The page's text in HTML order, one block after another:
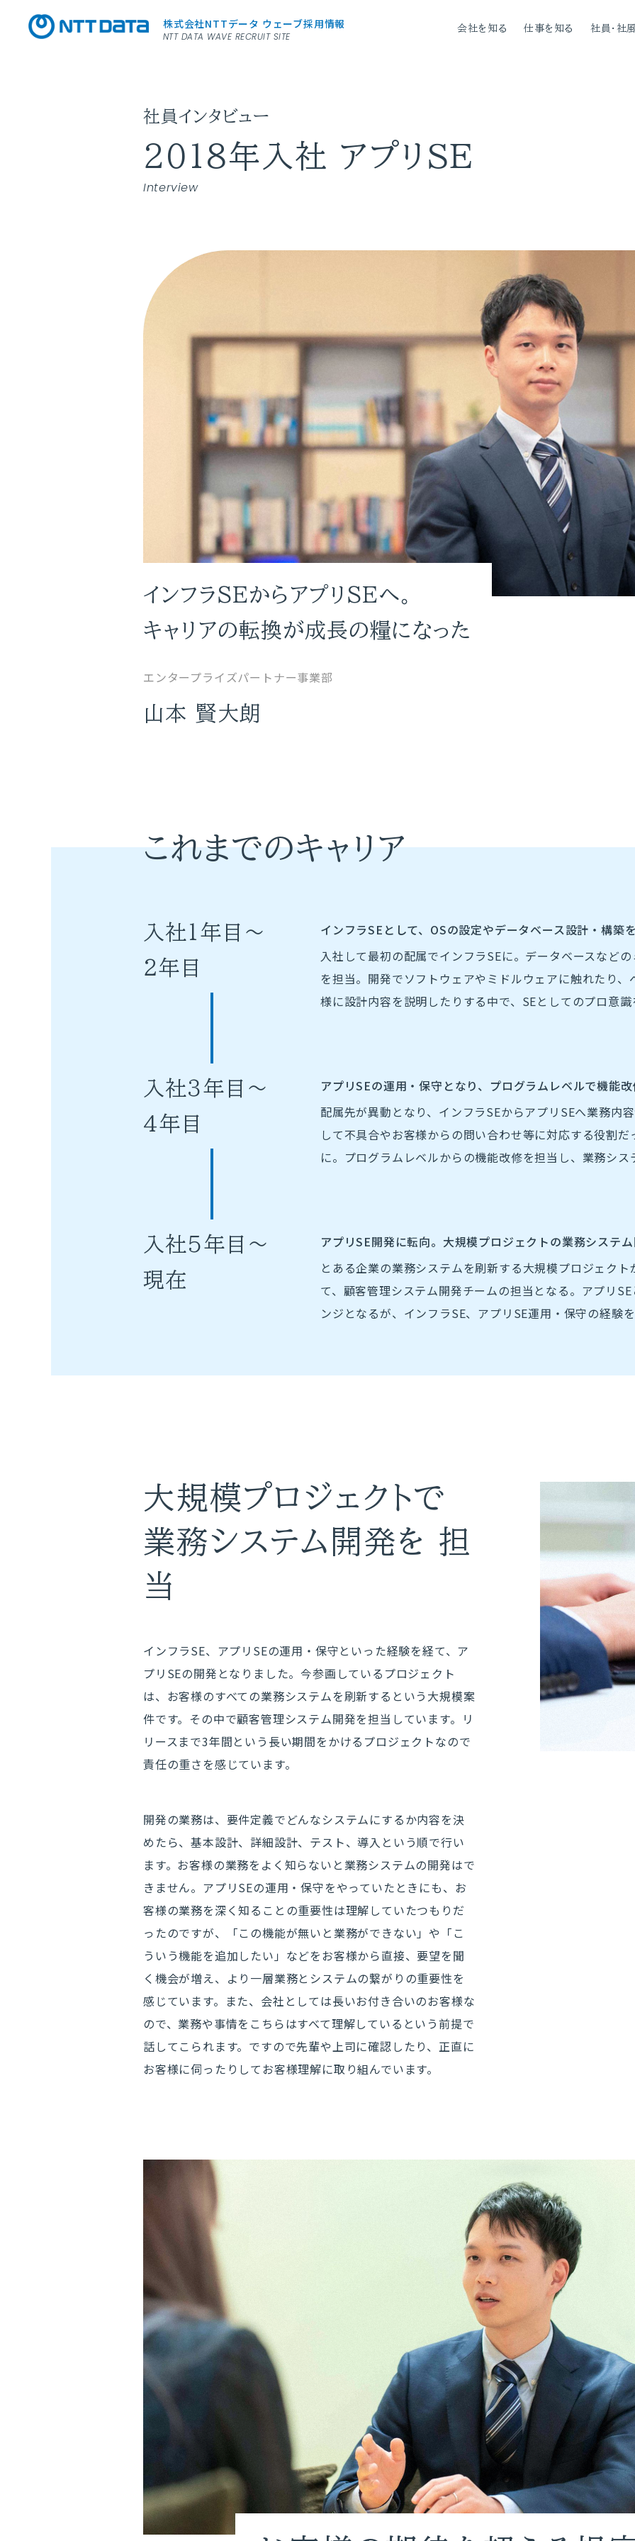
株式会社NTTデータ ウェーブ採用情報
NTT DATA WAVE RECRUIT SITE
会社を知る 仕事を知る 社員・社
社員インタビュー
2018年入社 アプリSE
Interview
インフラSEからアプリSEへ。
キャリアの転換が成長の糧になった
エンタープライズパートナー事業部
山本 賢大朗
これまでのキャリア
入社1年目～
2年目
インフラSEとして、OSの設定やデータベース設計・構築
入社して最初の配属でインフラSEに。データベースなど
を担当。開発でソフトウェアやミドルウェアに触れたり
様に設計内容を説明したりする中で、SEとしてのプロ意
入社3年目～
4年目
アプリSEの運用・保守となり、プログラムレベルで機能
配属先が異動となり、インフラSEからアプリSEへ業務内
して不具合やお客様からの問い合わせ等に対応する役割
に。プログラムレベルからの機能改修を担当し、業務シ
入社5年目～
現在
アプリSE開発に転向。大規模プロジェクトの業務システ
とある企業の業務システムを刷新する大規模プロジェク
て、顧客管理システム開発チームの担当となる。アプリ
ンジとなるが、インフラSE、アプリSE運用・保守の経験
大規模プロジェクトで
業務システム開発を 担
当
インフラSE、アプリSEの運用・保守といった経験を経て、ア
プリSEの開発となりました。今参画しているプロジェクト
は、お客様のすべての業務システムを刷新するという大規模案
件です。その中で顧客管理システム開発を担当しています。リ
リースまで3年間という長い期間をかけるプロジェクトなので
責任の重さを感じています。
開発の業務は、要件定義でどんなシステムにするか内容を決
めたら、基本設計、詳細設計、テスト、導入という順で行い
ます。お客様の業務をよく知らないと業務システムの開発はで
きません。アプリSEの運用・保守をやっていたときにも、お
客様の業務を深く知ることの重要性は理解していたつもりだ
ったのですが、「この機能が無いと業務ができない」や「こ
ういう機能を追加したい」などをお客様から直接、要望を聞
く機会が増え、より一層業務とシステムの繋がりの重要性を
感じています。また、会社としては長いお付き合いのお客様な
ので、業務や事情をこちらはすべて理解しているという前提で
話してこられます。ですので先輩や上司に確認したり、正直に
お客様に伺ったりしてお客様理解に取り組んでいます。